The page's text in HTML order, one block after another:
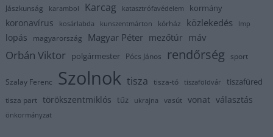
Jászkunság karambol Karcag katasztrófavédelem kormány
koronavírus kosárlabda kunszentmárton kórház közlekedés lmp
lopás magyarország Magyar Péter mezőtúr máv
Orbán Viktor polgármester Pócs János rendőrség sport
Szalay Ferenc Szolnok tisza tisza-tó tiszaföldvár tiszafüred
tisza part törökszentmiklós tűz ukrajna vasút vonat választás
önkormányzat